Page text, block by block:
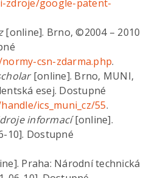
zdroje/google-patent-
[online]. Brno, ©2004 – 2010
csn-zdarma.php.
[online]. Brno, MUNI,
esej. Dostupné
ics_muni_cz/55.
informací[online].
10]. Dostupné
Praha: Národní technická